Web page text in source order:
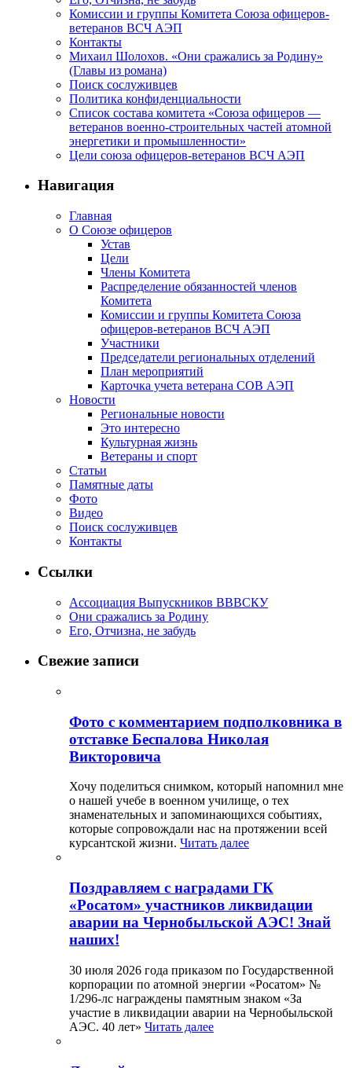
Комиссии и группы Комитета Союза офицеров-
ветеранов ВСЧ АЭП
Контакты
Михаил Шолохов. «Они сражались за Родину»
(Главы из романа)
Поиск сослуживцев
Политика конфиденциальности
Список состава комитета «Союза офицеров —
ветеранов военно-строительных частей атомной
энергетики и промышленности»
Цели союза офицеров-ветеранов ВСЧ АЭП
Навигация
Главная
О Союзе офицеров
Устав
Цели
Члены Комитета
Распределение обязанностей членов
Комитета
Комиссии и группы Комитета Союза
офицеров-ветеранов ВСЧ АЭП
Участники
Председатели региональных отделений
План мероприятий
Карточка учета ветерана CОВ АЭП
Новости
Региональные новости
Это интересно
Культурная жизнь
Ветераны и спорт
Статьи
Памятные даты
Фото
Видео
Поиск сослуживцев
Контакты
Ссылки
Ассоциация Выпускников ВВВСКУ
Они сражались за Родину
Его, Отчизна, не забудь
Свежие записи
Фото с комментарием подполковника в
отставке Беспалова Николая
Викторовича
Хочу поделиться снимком, который напомнил мне
о нашей учебе в военном училище, о тех
знаменательных и запоминающихся событиях,
которые сопровождали нас на протяжении всей
курсантской жизни. Читать далее
Поздравляем с наградами ГК
«Росатом» участников ликвидации
аварии на Чернобыльской АЭС! Знай
наших!
30 июля 2026 года приказом по Государственной
корпорации по атомной энергии «Росатом» №
1/296-лс награждены памятным знаком «За
участие в ликвидации аварии на Чернобыльской
АЭС. 40 лет» Читать далее